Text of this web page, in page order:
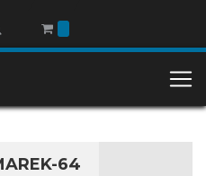
64